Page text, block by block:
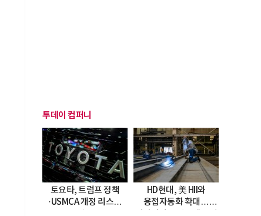
투데이 컴퍼니
토요타, 트럼프 정책
·USMCA 개정 리스크
HD현대, 美 HII와
용접자동화 확대…